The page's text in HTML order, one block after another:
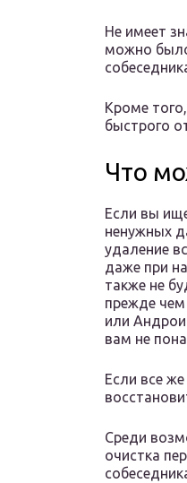
Не имеет
можно
Кроме
быстрого
Что
Если вы
ненужных
удаление
даже при
также не
прежде
или
вам не
Если все
Среди
очистка